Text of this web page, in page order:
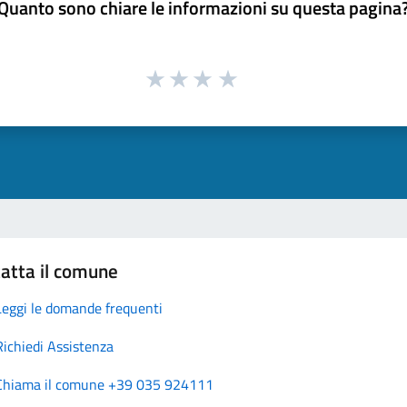
sono chiare le informazioni su questa
il comune
le domande frequenti
Assistenza
il comune +39 035 924111